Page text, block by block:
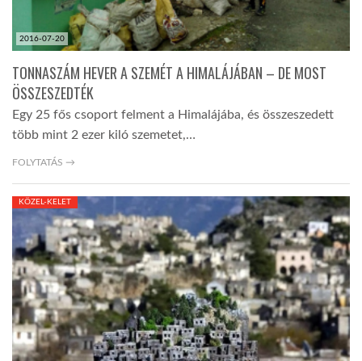
2016-07-20
TONNASZÁM HEVER A SZEMÉT A HIMALÁJÁBAN – DE MOST
ÖSSZESZEDTÉK
Egy 25 fős csoport felment a Himalájába, és összeszedett
több mint 2 ezer kiló szemetet,…
FOLYTATÁS →
KÖZEL-KELET